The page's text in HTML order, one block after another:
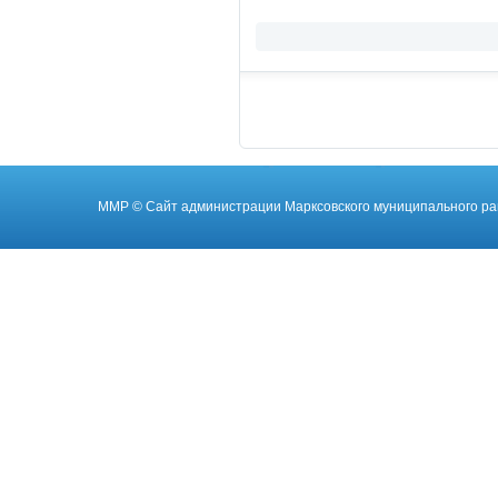
ММР © Cайт администрации Марксовского муниципального